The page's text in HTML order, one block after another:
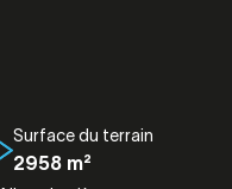
Surface du terrain
2958 m²